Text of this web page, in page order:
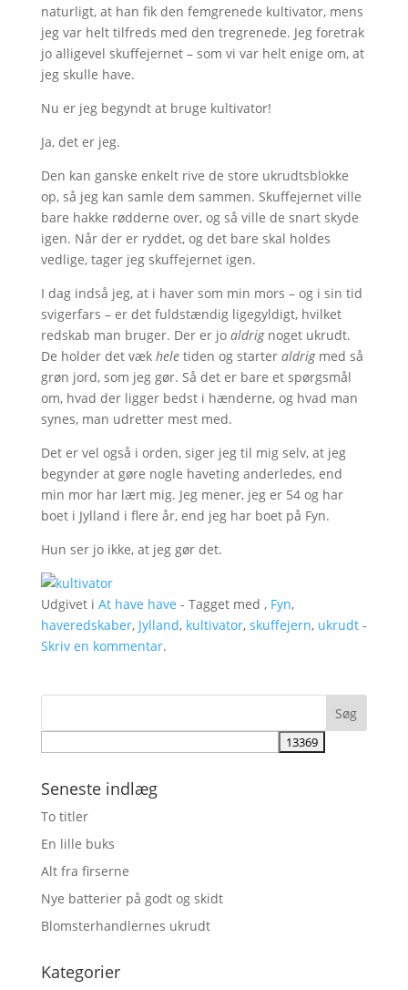
naturligt, at han fik den femgrenede kultivator, mens
jeg var helt tilfreds med den tregrenede. Jeg foretrak
jo alligevel skuffejernet – som vi var helt enige om, at
jeg skulle have.
Nu er jeg begyndt at bruge kultivator!
Ja, det er jeg.
Den kan ganske enkelt rive de store ukrudtsblokke
op, så jeg kan samle dem sammen. Skuffejernet ville
bare hakke rødderne over, og så ville de snart skyde
igen. Når der er ryddet, og det bare skal holdes
vedlige, tager jeg skuffejernet igen.
I dag indså jeg, at i haver som min mors – og i sin tid
svigerfars – er det fuldstændig ligegyldigt, hvilket
redskab man bruger. Der er jo aldrignoget ukrudt.
De holder det væk heletiden og starter aldrigmed så
grøn jord, som jeg gør. Så det er bare et spørgsmål
om, hvad der ligger bedst i hænderne, og hvad man
synes, man udretter mest med.
Det er vel også i orden, siger jeg til mig selv, at jeg
begynder at gøre nogle haveting anderledes, end
min mor har lært mig. Jeg mener, jeg er 54 og har
boet i Jylland i flere år, end jeg har boet på Fyn.
Hun ser jo ikke, at jeg gør det.
Udgivet i At have have - Tagget med , Fyn,
haveredskaber, Jylland, kultivator, skuffejern, ukrudt-
Skriv en kommentar.
Seneste indlæg
To titler
En lille buks
Alt fra firserne
Nye batterier på godt og skidt
Blomsterhandlernes ukrudt
Kategorier